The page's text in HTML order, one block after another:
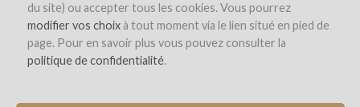
du site) ou accepter tous les cookies. Vous pourrez
modifier vos choixà tout moment via le lien situé en pied de
page. Pour en savoir plus vous pouvez consulter la
politique de confidentialité.
SIGN-UP
Welcome on